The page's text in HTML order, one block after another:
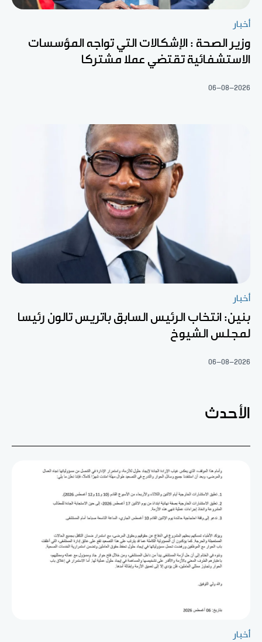
أخبار
وزير الصحة : الإشكالات التي تواجه المؤسسات
الاستشفائية تقتضي عملا مشتركا
06-08-2026
أخبار
بنين: انتخاب الرئيس السابق باتريس تالون رئيسا
لمجلس الشيوخ
06-08-2026
الأحدث
أخبار